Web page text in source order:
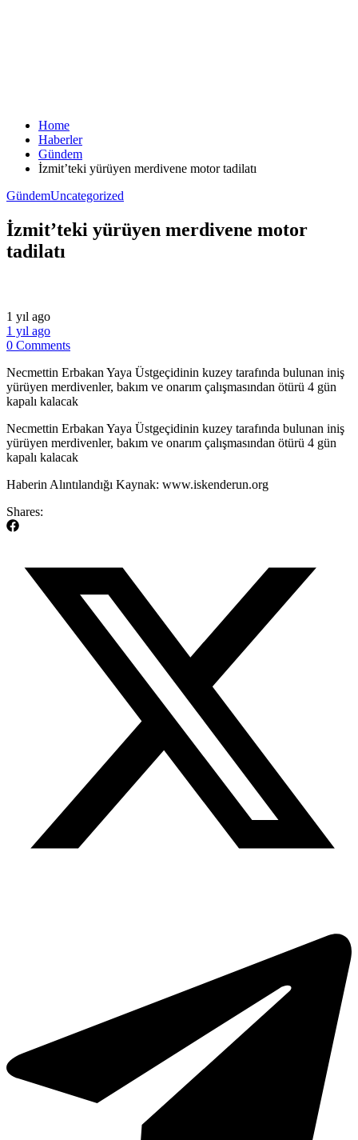
Home
Haberler
Gündem
İzmit’teki yürüyen merdivene motor tadilatı
GündemUncategorized
İzmit’teki yürüyen merdivene motor
tadilatı
1 yıl ago
1 yıl ago
0 Comments
Necmettin Erbakan Yaya Üstgeçidinin kuzey tarafında bulunan iniş
yürüyen merdivenler, bakım ve onarım çalışmasından ötürü 4 gün
kapalı kalacak
​Necmettin Erbakan Yaya Üstgeçidinin kuzey tarafında bulunan iniş
yürüyen merdivenler, bakım ve onarım çalışmasından ötürü 4 gün
kapalı kalacak
​Haberin Alıntılandığı Kaynak: www.iskenderun.org
Shares: